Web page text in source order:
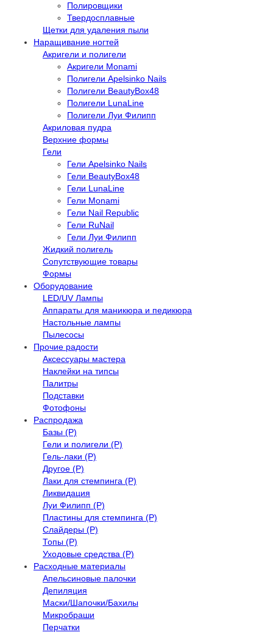
Полировщики
Твердосплавные
Щетки для удаления пыли
Наращивание ногтей
Акригели и полигели
Акригели Monami
Полигели Apelsinko Nails
Полигели BeautyBox48
Полигели LunaLine
Полигели Луи Филипп
Акриловая пудра
Верхние формы
Гели
Гели Apelsinko Nails
Гели BeautyBox48
Гели LunaLine
Гели Monami
Гели Nail Republic
Гели RuNail
Гели Луи Филипп
Жидкий полигель
Сопутствующие товары
Формы
Оборудование
LED/UV Лампы
Аппараты для маникюра и педикюра
Настольные лампы
Пылесосы
Прочие радости
Аксессуары мастера
Наклейки на типсы
Палитры
Подставки
Фотофоны
Распродажа
Базы (Р)
Гели и полигели (Р)
Гель-лаки (Р)
Другое (Р)
Лаки для стемпинга (Р)
Ликвидация
Луи Филипп (Р)
Пластины для стемпинга (Р)
Слайдеры (Р)
Топы (Р)
Уходовые средства (Р)
Расходные материалы
Апельсиновые палочки
Депиляция
Маски/Шапочки/Бахилы
Микробраши
Перчатки